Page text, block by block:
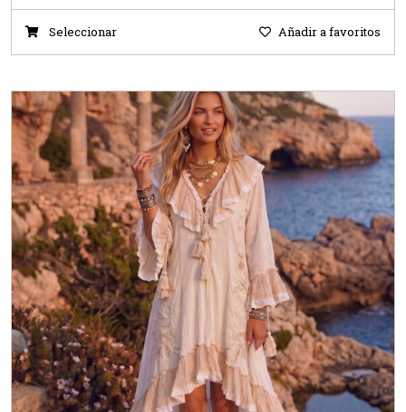
Seleccionar Añadir a favoritos